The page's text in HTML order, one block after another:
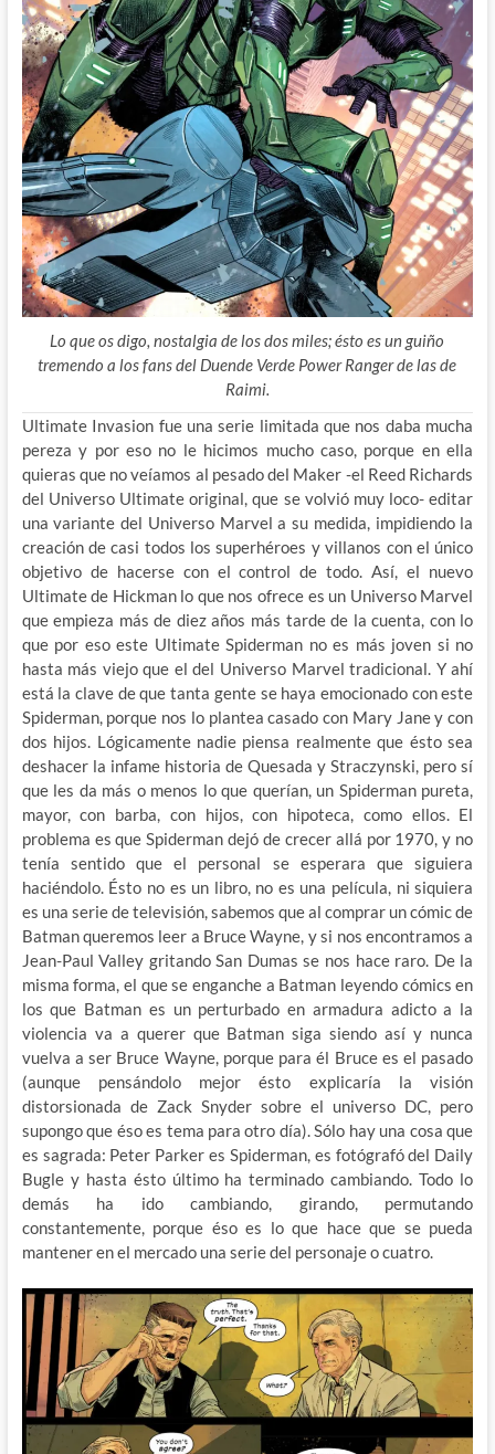
Lo que os digo, nostalgia de los dos miles; ésto es un guiño
tremendo a los fans del Duende Verde Power Ranger de las de
Raimi.
Ultimate Invasion fue una serie limitada que nos daba mucha
pereza y por eso no le hicimos mucho caso, porque en ella
quieras que no veíamos al pesado del Maker -el Reed Richards
del Universo Ultimate original, que se volvió muy loco- editar
una variante del Universo Marvel a su medida, impidiendo la
creación de casi todos los superhéroes y villanos con el único
objetivo de hacerse con el control de todo. Así, el nuevo
Ultimate de Hickman lo que nos ofrece es un Universo Marvel
que empieza más de diez años más tarde de la cuenta, con lo
que por eso este Ultimate Spiderman no es más joven si no
hasta más viejo que el del Universo Marvel tradicional. Y ahí
está la clave de que tanta gente se haya emocionado con este
Spiderman, porque nos lo plantea casado con Mary Jane y con
dos hijos. Lógicamente nadie piensa realmente que ésto sea
deshacer la infame historia de Quesada y Straczynski, pero sí
que les da más o menos lo que querían, un Spiderman pureta,
mayor, con barba, con hijos, con hipoteca, como ellos. El
problema es que Spiderman dejó de crecer allá por 1970, y no
tenía sentido que el personal se esperara que siguiera
haciéndolo. Ésto no es un libro, no es una película, ni siquiera
es una serie de televisión, sabemos que al comprar un cómic de
Batman queremos leer a Bruce Wayne, y si nos encontramos a
Jean-Paul Valley gritando San Dumas se nos hace raro. De la
misma forma, el que se enganche a Batman leyendo cómics en
los que Batman es un perturbado en armadura adicto a la
violencia va a querer que Batman siga siendo así y nunca
vuelva a ser Bruce Wayne, porque para él Bruce es el pasado
(aunque pensándolo mejor ésto explicaría la visión
distorsionada de Zack Snyder sobre el universo DC, pero
supongo que éso es tema para otro día). Sólo hay una cosa que
es sagrada: Peter Parker es Spiderman, es fotógrafó del Daily
Bugle y hasta ésto último ha terminado cambiando. Todo lo
demás ha ido cambiando, girando, permutando
constantemente, porque éso es lo que hace que se pueda
mantener en el mercado una serie del personaje o cuatro.